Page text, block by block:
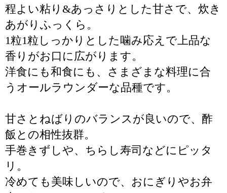
程よい粘り&あっさりとした甘さで、炊き
あがりふっくら。
1粒1粒しっかりとした噛み応えで上品な
香りがお口に広がります。
洋食にも和食にも、さまざまな料理に合
うオールラウンダーな品種です。
甘さとねばりのバランスが良いので、酢
飯との相性抜群。
手巻きずしや、ちらし寿司などにピッタ
リ。
冷めても美味しいので、おにぎりやお弁